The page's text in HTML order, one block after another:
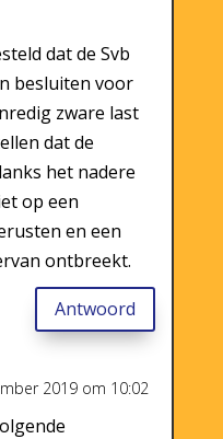
dat de Svb
besluiten voor
zware last
dat de
het nadere
op een
en een
ontbreekt.
Antwoord
2019 om 10:02